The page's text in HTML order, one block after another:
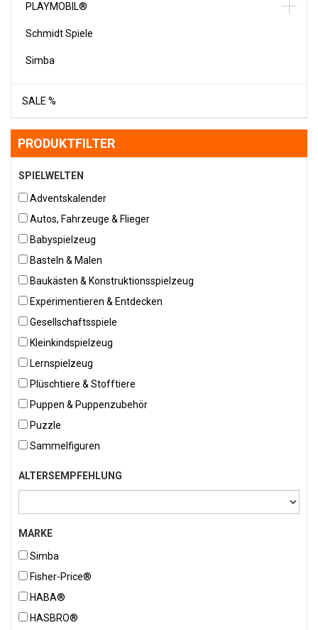
PLAYMOBIL®
Schmidt Spiele
Simba
SALE %
PRODUKTFILTER
SPIELWELTEN
Adventskalender
Autos, Fahrzeuge & Flieger
Babyspielzeug
Basteln & Malen
Baukästen & Konstruktionsspielzeug
Experimentieren & Entdecken
Gesellschaftsspiele
Kleinkindspielzeug
Lernspielzeug
Plüschtiere & Stofftiere
Puppen & Puppenzubehör
Puzzle
Sammelfiguren
ALTERSEMPFEHLUNG
MARKE
Simba
Fisher-Price®
HABA®
HASBRO®